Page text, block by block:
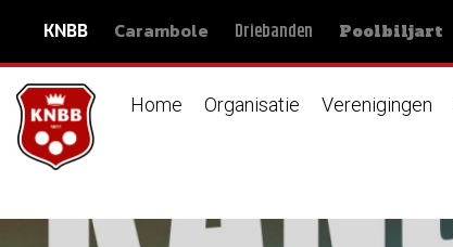
KNBB Carambole Driebanden Poolbiljart
Home Organisatie Verenigingen